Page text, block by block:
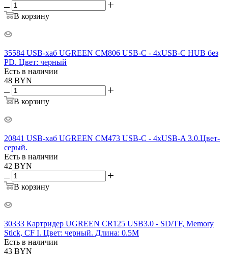
В корзину
35584 USB-хаб UGREEN CM806 USB-C - 4xUSB-C HUB без
PD. Цвет: черный
Есть в наличии
48 BYN
В корзину
20841 USB-хаб UGREEN CM473 USB-C - 4xUSB-A 3.0.Цвет-
серый.
Есть в наличии
42 BYN
В корзину
30333 Картридер UGREEN CR125 USB3.0 - SD/TF, Memory
Stick, CF I. Цвет: черный. Длина: 0.5М
Есть в наличии
43 BYN